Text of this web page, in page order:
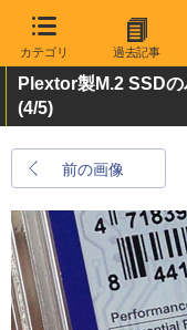
カテゴリ 過去記事
Plextor製M.2 SSD
(4/5)
前の画像